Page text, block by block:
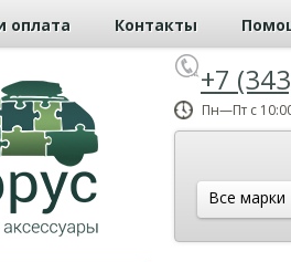
оплата Контакты
+7
Пн—Пт с
Все марки